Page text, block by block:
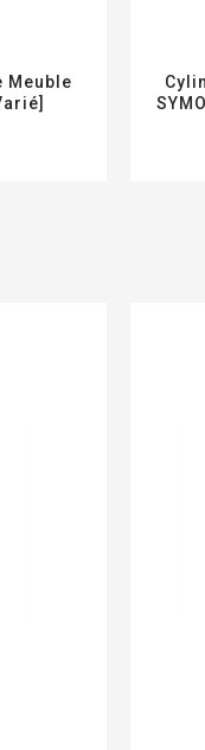
Meuble